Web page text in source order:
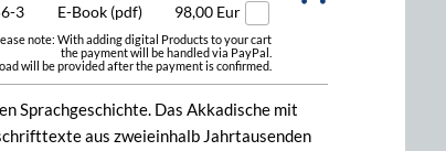
3
E-Book (pdf) 98,00 Eur
note: With adding digital Products to your cart
the payment will be handled via PayPal.
will be provided after the payment is confirmed.
Sprachgeschichte. Das Akkadische mit
aus zweieinhalb Jahrtausenden